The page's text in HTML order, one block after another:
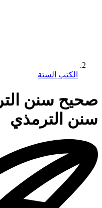
الكتب الستة
صحيح سنن
سنن الترمذي